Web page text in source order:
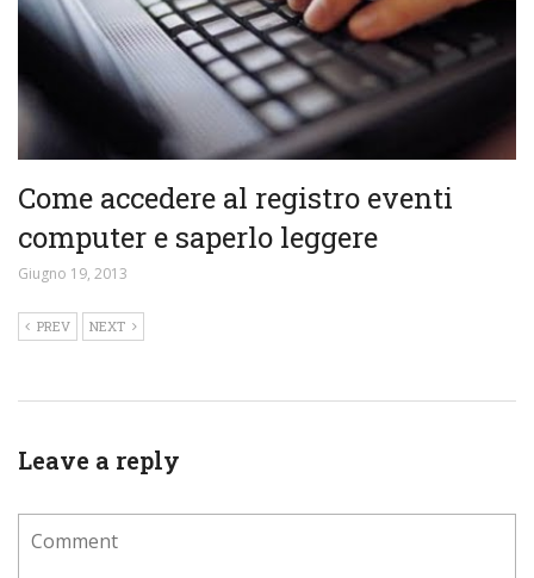
Come accedere al registro eventi
computer e saperlo leggere
Giugno 19, 2013
PREV NEXT
Leave a reply